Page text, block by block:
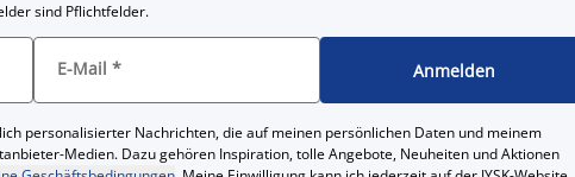
sind Pflichtfelder.
E-Mail * Anmelden
personalisierter Nachrichten, die auf meinen persönlichen Daten und meinem
Medien. Dazu gehören Inspiration, tolle Angebote, Neuheiten und Aktionen